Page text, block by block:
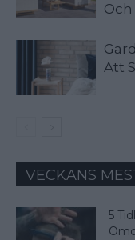
Att
VECKANS
5